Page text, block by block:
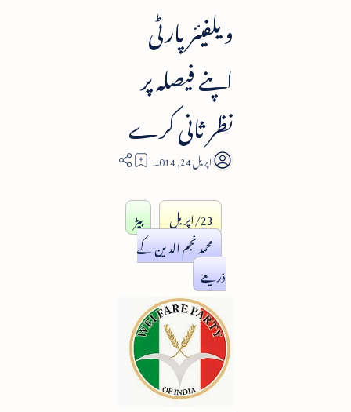
ویلفیئر پارٹی
اپنے فیصلہ پر
نظر ثانی کرے
5
23/اپریل
بیڑ
محمد نجم الدین کے
ذریعے